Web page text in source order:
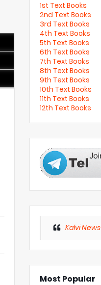
1st Text Books
2nd Text Books
3rd Text Books
4th Text Books
5th Text Books
6th Text Books
7th Text Books
8th Text Books
9th Text Books
10th Text Books
11th Text Books
12th Text Books
Kalvi News
Most Popular